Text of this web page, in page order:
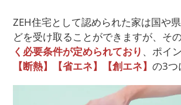
ZEH住宅として認められた家は国や
どを受け取ることができますが、そ
く必要条件が定められており 、ポイ
【断熱】【省エネ】【創エネ】 の3つ